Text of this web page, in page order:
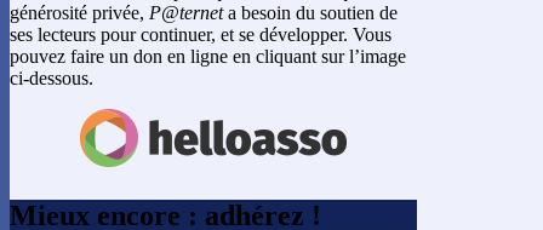
générosité privée, P@terneta besoin du soutien de
ses lecteurs pour continuer, et se développer. Vous
pouvez faire un don en ligne en cliquant sur l’image
ci-dessous.
Mieux encore : adhérez !